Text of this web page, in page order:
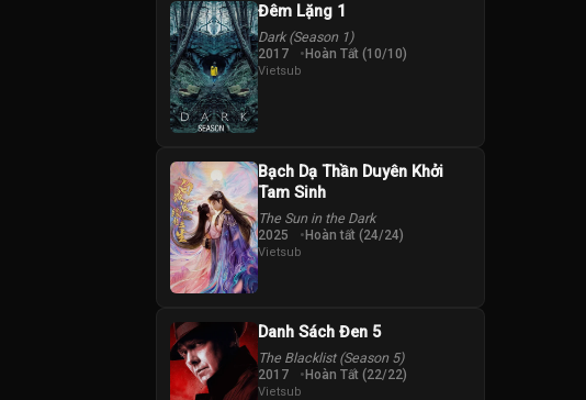
Đêm Lặng 1
Dark (Season 1)
2017 Hoàn Tất (10/10)
Vietsub
Bạch Dạ Thần Duyên Khởi
Tam Sinh
The Sun in the Dark
2025 Hoàn tất (24/24)
Vietsub
Danh Sách Đen 5
The Blacklist (Season 5)
2017 Hoàn Tất (22/22)
Vietsub